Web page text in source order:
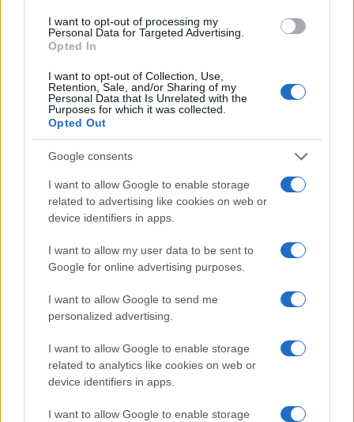
I want to opt-out of processing my
Personal Data for Targeted Advertising.
Opted In
I want to opt-out of Collection, Use,
Retention, Sale, and/or Sharing of my
Personal Data that Is Unrelated with the
Purposes for which it was collected.
Opted Out
Google consents
I want to allow Google to enable storage
related to advertising like cookies on web or
device identifiers in apps.
I want to allow my user data to be sent to
Google for online advertising purposes.
I want to allow Google to send me
personalized advertising.
I want to allow Google to enable storage
related to analytics like cookies on web or
device identifiers in apps.
I want to allow Google to enable storage
A gázai háború kezdete óta a holland
kormány egyre élesebben bírálja Izrael gázai
műveleteit a Hamász terroristái ellen, és
azonnali tűzszünetet követel. Írországgal és
Spanyolországgal együttHollandia
az Európai Uniót, hogy vizsgálja felül
kapcsolatait Izraellel, azzal vádolva az
országot, hogy megsérti az EU társulási
megállapodásában foglalt emberi jogi
rendelkezéseket.
2024 februárjában a hágai fellebbviteli
hogy állítsa le azF-35-ös vadászgép
alkatrészeinek Izraelbe történő exportját,
mert attól tartott, hogy a fegyvereket a
nemzetközi humanitárius jogot sértő módon
használhatják fel.